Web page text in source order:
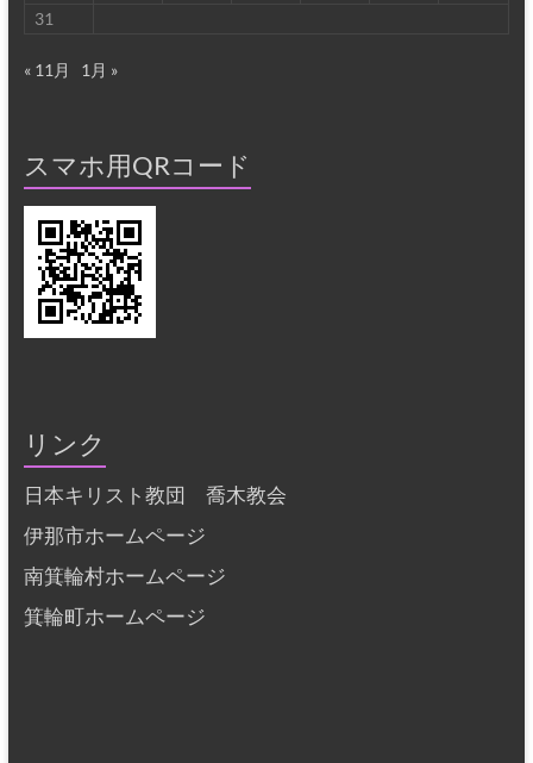
31
« 11月 1月 »
スマホ用QRコード
リンク
日本キリスト教団 喬木教会
伊那市ホームページ
南箕輪村ホームページ
箕輪町ホームページ